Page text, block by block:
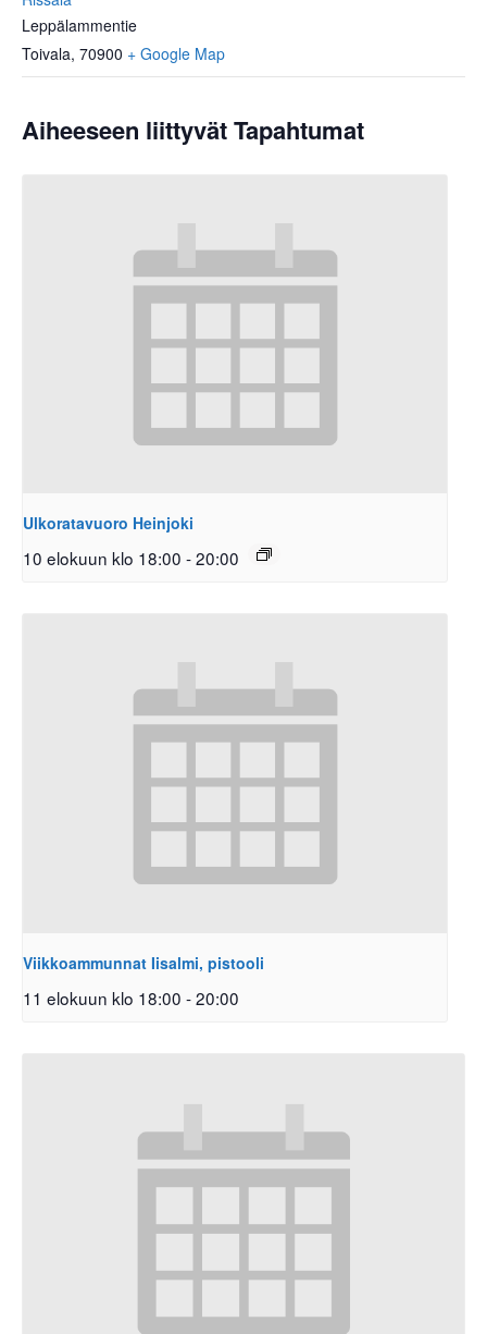
Leppälammentie
Toivala, 70900 + Google Map
Aiheeseen liittyvät Tapahtumat
Ulkoratavuoro Heinjoki
10 elokuun klo 18:00 -20:00
Viikkoammunnat Iisalmi, pistooli
11 elokuun klo 18:00 -20:00